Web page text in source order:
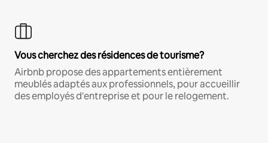
Vous cherchez des résidences de tourisme?
Airbnb propose des appartements entièrement
meublés adaptés aux professionnels, pour accueillir
des employés d'entreprise et pour le relogement.